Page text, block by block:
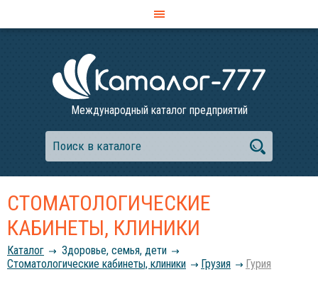
Международный каталог предприятий
СТОМАТОЛОГИЧЕСКИЕ
КАБИНЕТЫ, КЛИНИКИ
Каталог
Здоровье, семья, дети
Стоматологические кабинеты, клиники
Грузия Гурия